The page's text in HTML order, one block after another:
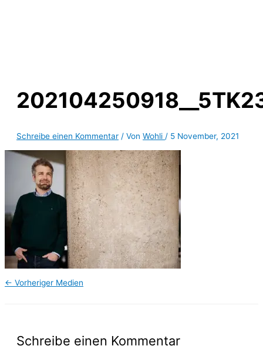
Schreibe einen Kommentar / Von Wohli / 5 November, 2021
← Vorheriger Medien
Schreibe einen Kommentar